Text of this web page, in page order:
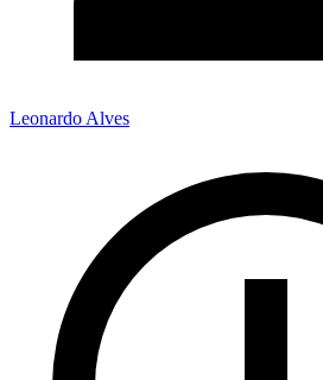
Leonardo Alves